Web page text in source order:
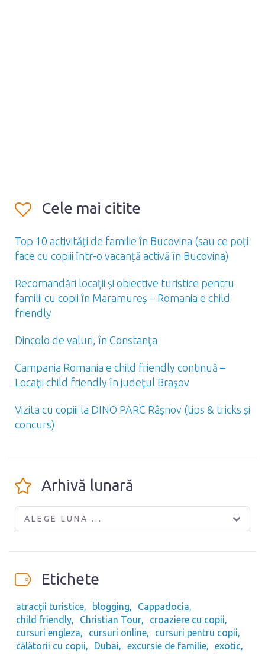
Cele mai citite
Top 10 activități de familie în Bucovina (sau ce poți
face cu copiii într-o vacanță activă în Bucovina)
Recomandări locaţii și obiective turistice pentru
familii cu copii în Maramureș – Romania e child
friendly
Dincolo de valuri, în Constanţa
Campania Romania e child friendly continuă –
Locaţii child friendly în judeţul Braşov
Vizita cu copiii la DINO PARC Râşnov (tips & tricks și
concurs)
Arhivă lunară
ALEGE LUNA ...
Etichete
atracții turistice blogging
Cappadocia
child friendly
Christian Tour
croaziere cu copii
cursuri engleza
cursuri online
cursuri pentru copii
călătorii cu copii
Dubai excursie de familie
exotic